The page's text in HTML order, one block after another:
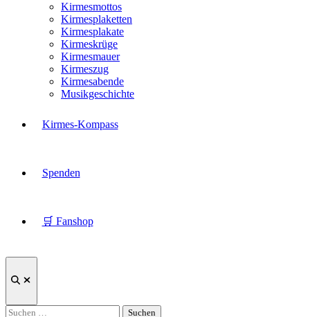
Kirmesmottos
Kirmesplaketten
Kirmesplakate
Kirmeskrüge
Kirmesmauer
Kirmeszug
Kirmesabende
Musikgeschichte
Kirmes-Kompass
Spenden
🛒 Fanshop
Suche
Suchen